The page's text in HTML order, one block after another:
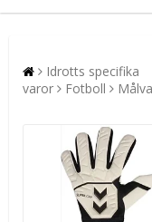
Idrotts specifika
varor
Fotboll